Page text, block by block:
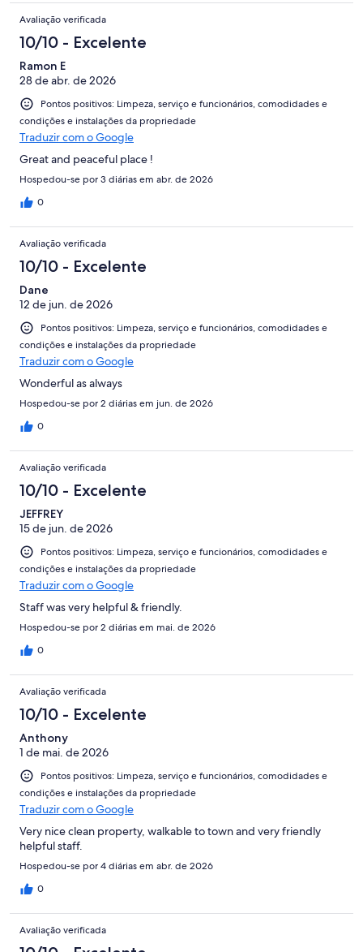
Avaliação verificada
10/10 - Excelente
Ramon E
28 de abr. de 2026
Pontos positivos: Limpeza, serviço e funcionários, comodidades e
condições e instalações da propriedade
Traduzir com o Google
Great and peaceful place !
Hospedou-se por 3 diárias em abr. de 2026
0
Avaliação verificada
10/10 - Excelente
Dane
12 de jun. de 2026
Pontos positivos: Limpeza, serviço e funcionários, comodidades e
condições e instalações da propriedade
Traduzir com o Google
Wonderful as always
Hospedou-se por 2 diárias em jun. de 2026
0
Avaliação verificada
10/10 - Excelente
JEFFREY
15 de jun. de 2026
Pontos positivos: Limpeza, serviço e funcionários, comodidades e
condições e instalações da propriedade
Traduzir com o Google
Staff was very helpful & friendly.
Hospedou-se por 2 diárias em mai. de 2026
0
Avaliação verificada
10/10 - Excelente
Anthony
1 de mai. de 2026
Pontos positivos: Limpeza, serviço e funcionários, comodidades e
condições e instalações da propriedade
Traduzir com o Google
Very nice clean property, walkable to town and very friendly
helpful staff.
Hospedou-se por 4 diárias em abr. de 2026
0
Avaliação verificada